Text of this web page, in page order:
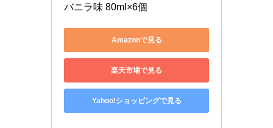
バニラ味 80ml×6個
Amazonで見る
楽天市場で見る
Yahoo!ショッピングで見る